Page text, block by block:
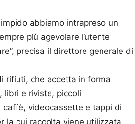
abbiamo intrapreso un
più agevolare l’utente
precisa il direttore generale di
rifiuti, che accetta in forma
libri e riviste, piccoli
caffè, videocassette e tappi di
la cui raccolta viene utilizzata